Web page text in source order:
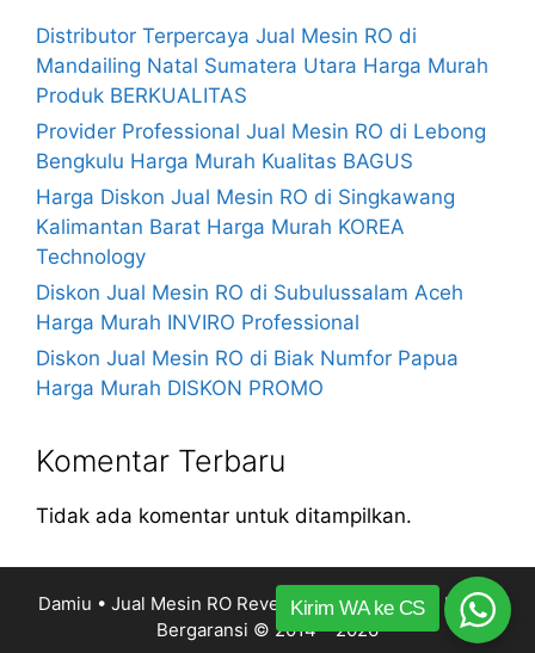
Distributor Terpercaya Jual Mesin RO di
Mandailing Natal Sumatera Utara Harga Murah
Produk BERKUALITAS
Provider Professional Jual Mesin RO di Lebong
Bengkulu Harga Murah Kualitas BAGUS
Harga Diskon Jual Mesin RO di Singkawang
Kalimantan Barat Harga Murah KOREA
Technology
Diskon Jual Mesin RO di Subulussalam Aceh
Harga Murah INVIRO Professional
Diskon Jual Mesin RO di Biak Numfor Papua
Harga Murah DISKON PROMO
Komentar Terbaru
Tidak ada komentar untuk ditampilkan.
Damiu • Jual Mesin RO Reverse Osmosis Harga Murah
Bergaransi © 2014 – 2026
Kirim WA ke CS